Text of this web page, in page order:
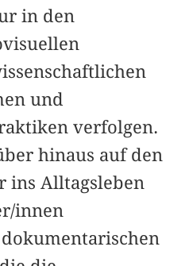
in den
und
verfolgen.
hinaus auf den
ins Alltagsleben
innen